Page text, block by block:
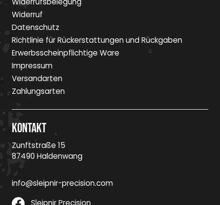
Widerruf
Datenschutz
Richtlinie für Rückerstattungen und Rückgaben
Erwerbsscheinpflichtige Ware
Impressum
Versandarten
Zahlungsarten
Kontakt
Zunftstraße 15
87490 Haldenwang
info@sleipnir-precision.com